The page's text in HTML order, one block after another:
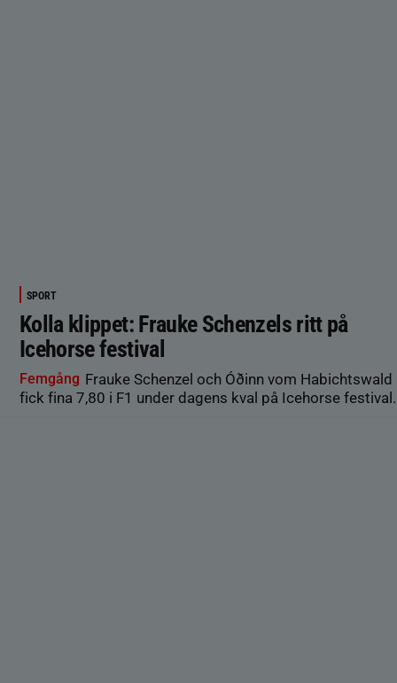
SPORT
Kolla klippet: Frauke Schenzels ritt på
Icehorse festival
Femgång Frauke Schenzel och Óðinn vom Habichtswald
fick fina 7,80 i F1 under dagens kval på Icehorse festival.